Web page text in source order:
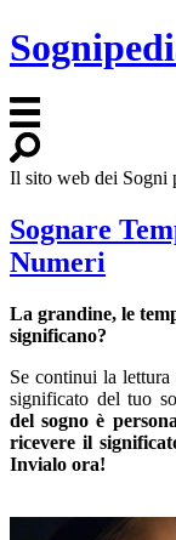
Il sito web dei Sogni
Sognare
Numeri
La grandine, le
significano?
Se continui la lettura
significato del tuo
del sogno è
ricevere il
Invialo ora!